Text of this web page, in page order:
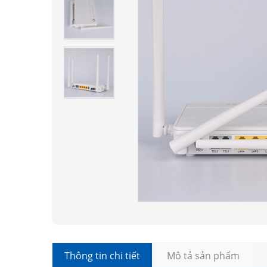
Thông tin chi tiết Mô tả sản phẩm